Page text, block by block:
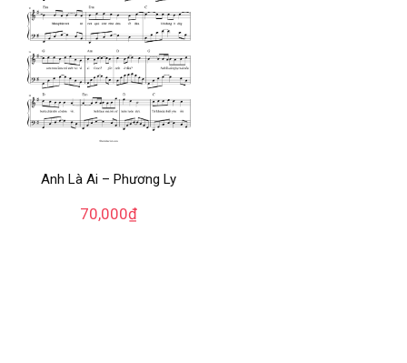
Anh Là Ai – Phương Ly
70,000₫